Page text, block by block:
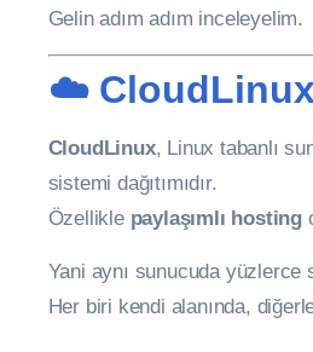
Gelin adım adım inceleyelim.
☁️
CloudLinux, Linux tabanlı
sistemi dağıtımıdır.
Özellikle paylaşımlı hosting
Yani aynı sunucuda yüzlerce
Her biri kendi alanında,